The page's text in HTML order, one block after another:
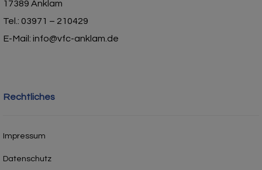
17389 Anklam
Tel.: 03971 – 210429
E-Mail: info@vfc-anklam.de
Rechtliches
Impressum
Datenschutz